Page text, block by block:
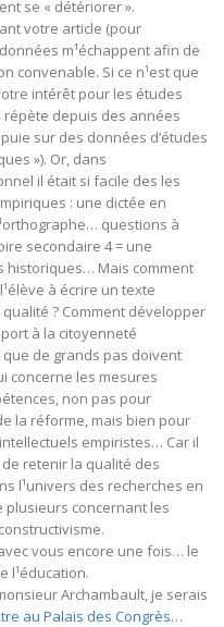
se « détériorer ».
votre article (pour
m¹échappent afin de
convenable. Si ce n¹est que
intérêt pour les études
répète depuis des années
sur des données d’études
»). Or, dans
il était si facile des les
: une dictée en
questions à
secondaire 4 = une
historiques… Mais comment
à écrire un texte
? Comment développer
à la citoyenneté
que de grands pas doivent
concerne les mesures
non pas pour
la réforme, mais bien pour
empiristes… Car il
retenir la qualité des
l¹univers des recherches en
concernant les
vous encore une fois… le
l¹éducation.
Archambault, je serais
au Palais des Congrès…